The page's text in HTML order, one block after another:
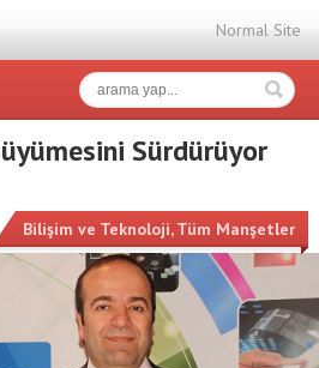
Normal Site
Sürdürüyor
Bilişim ve Teknoloji,Tüm Manşetler